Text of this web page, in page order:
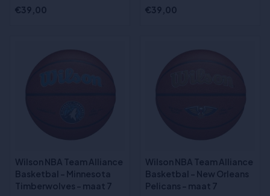
€39,00
€39,00
Wilson NBA Team Alliance
Basketbal - Minnesota
Timberwolves - maat 7
Wilson NBA Team Alliance
Basketbal - New Orleans
Pelicans - maat 7